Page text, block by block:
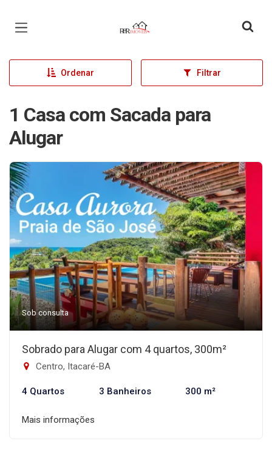
Página inicial
Ordenar Filtrar
1 Casa com Sacada para
Alugar
Sob consulta
Sobrado para Alugar com 4 quartos, 300m²
Centro, Itacaré-BA
4 Quartos 3 Banheiros 300 m²
Mais informações